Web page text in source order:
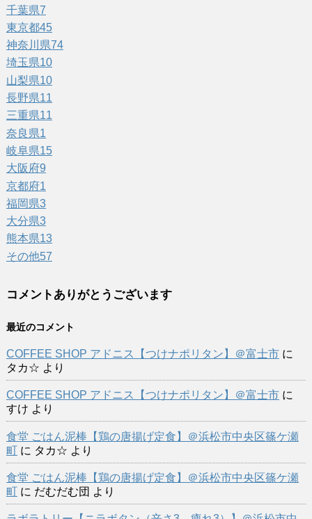
千葉県7
東京都45
神奈川県74
埼玉県10
山梨県10
長野県11
三重県11
奈良県1
岐阜県15
大阪府9
京都府1
福岡県3
大分県3
熊本県13
その他57
コメントありがとうございます
最近のコメント
COFFEE SHOP アドニス【つけナポリタン】＠富士市に
タカ☆ より
COFFEE SHOP アドニス【つけナポリタン】＠富士市に
すけ より
食堂 ごはん泥棒【鶏の唐揚げ定食】＠浜松市中央区篠ケ瀬
町に タカ☆ より
食堂 ごはん泥棒【鶏の唐揚げ定食】＠浜松市中央区篠ケ瀬
町に だむだむ団 より